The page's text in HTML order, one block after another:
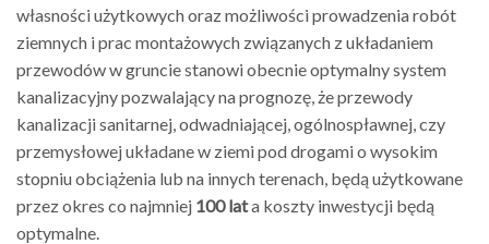
własności użytkowych oraz możliwości prowadzenia robót
ziemnych i prac montażowych związanych z układaniem
przewodów w gruncie stanowi obecnie optymalny system
kanalizacyjny pozwalający na prognozę, że przewody
kanalizacji sanitarnej, odwadniającej, ogólnospławnej, czy
przemysłowej układane w ziemi pod drogami o wysokim
stopniu obciążenia lub na innych terenach, będą użytkowane
przez okres co najmniej 100 lata koszty inwestycji będą
optymalne.